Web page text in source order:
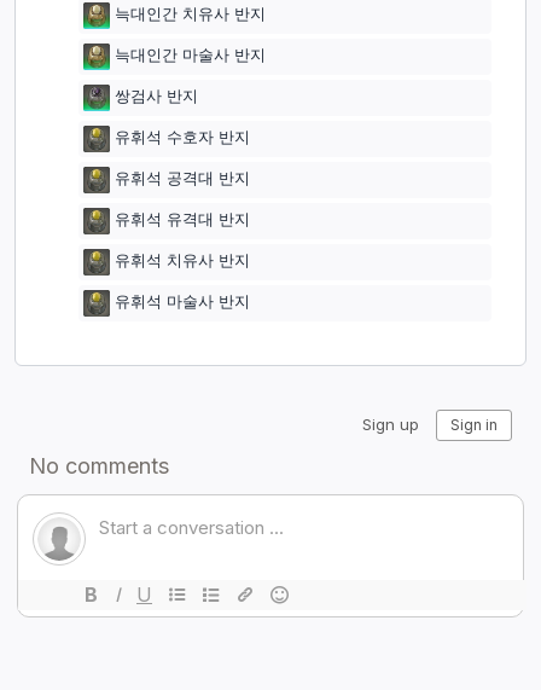
늑대인간 치유사 반지
늑대인간 마술사 반지
쌍검사 반지
유휘석 수호자 반지
유휘석 공격대 반지
유휘석 유격대 반지
유휘석 치유사 반지
유휘석 마술사 반지